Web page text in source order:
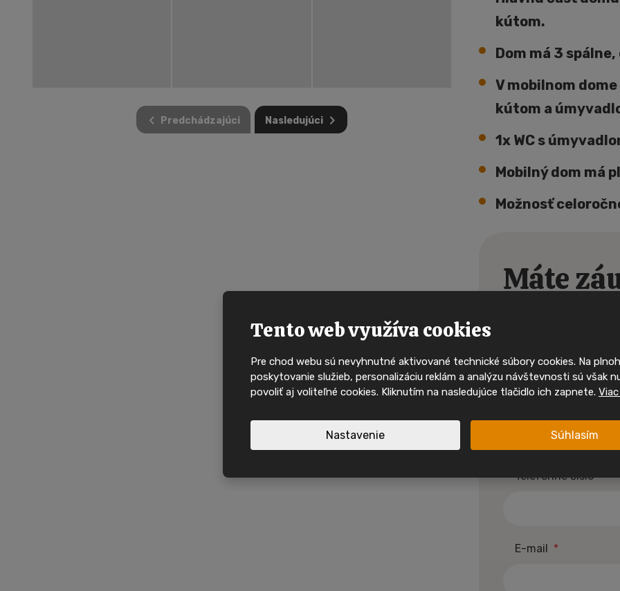
Predchádzajúci Nasledujúci
kútom.
Dom má 3
V mobilnom
kútom a
1x WC s
Mobilný dom má
Možnosť
Máte
Telefónne číslo *
E-mail *
Tento web využíva cookies
Pre chod webu sú nevyhnutné aktivované technické súbory cookies. Na
poskytovanie služieb, personalizáciu reklám a analýzu návštevnosti sú však
povoliť aj voliteľné cookies. Kliknutím na nasledujúce tlačidlo ich zapnete.
Nastavenie Súhlasím
Buďte mezi
Ty nejzajímavější mobilní domy
svého majitele velmi rychle.
sociálních sítích a mějte
Sledujte nás na
Sledujte nás na
Nové nabídky